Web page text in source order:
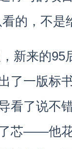
的，不是
新来的95
了一版标
看了说不
芯——他